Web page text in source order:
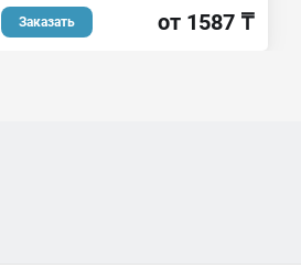
Заказать от 1587 ₸